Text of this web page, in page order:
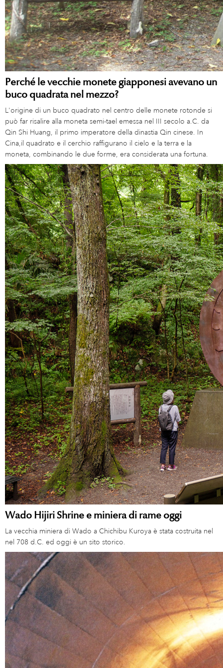
Perché le vecchie monete giapponesi avevano un
buco quadrata nel mezzo?
L'origine di un buco quadrato nel centro delle monete rotonde si
può far risalire alla moneta semi-tael emessa nel III secolo a.C. da
Qin Shi Huang, il primo imperatore della dinastia Qin cinese. In
Cina,il quadrato e il cerchio raffigurano il cielo e la terra e la
moneta, combinando le due forme, era considerata una fortuna.
Wado Hijiri Shrine e miniera di rame oggi
La vecchia miniera di Wado a Chichibu Kuroya è stata costruita nel
nel 708 d.C. ed oggi è un sito storico.